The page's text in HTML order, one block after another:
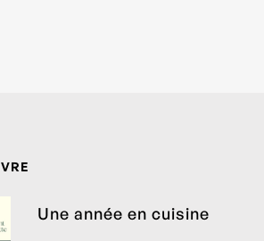
Une année en cuisine